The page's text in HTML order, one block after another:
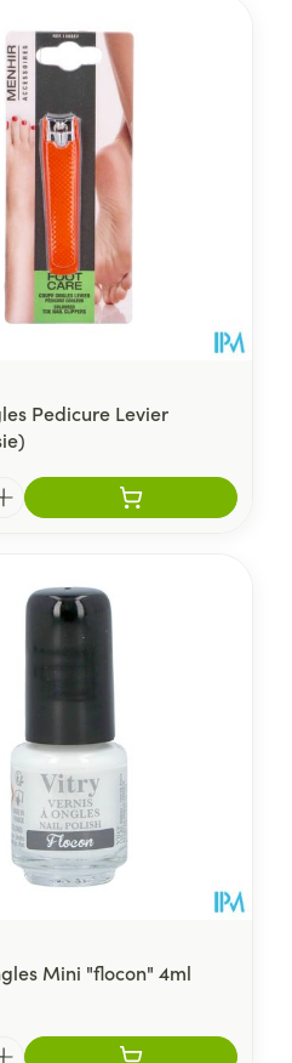
Pedicure Levier
Mini "flocon" 4ml